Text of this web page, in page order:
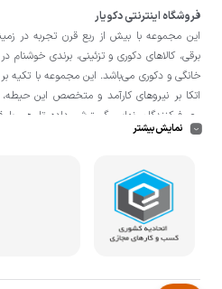
فروشگاه اینترنتی دکویار
این مجموعه با بيش از ربع قرن تجربه در
برقی، کالاهای دکوری و تزئینی، برندی خوشنام
خانگی و دکوری می‌باشد. این مجموعه با تكيه بر
اتکا بر نيروهای كارآمد و متخصص اين حيطه،
مصرف‌كنندگان نهايی گسترش داده تا هم با
خدماتی گسترده‌تر و كيفی‌تر در خدمت
کالا از انبار تنها در صورت ثبت سفارش قبلی
نمایش بیشتر